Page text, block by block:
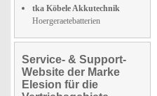
tka Köbele Akkutechnik
Hoergeraetebatterien
Service- & Support-
Website der Marke
Elesion für die